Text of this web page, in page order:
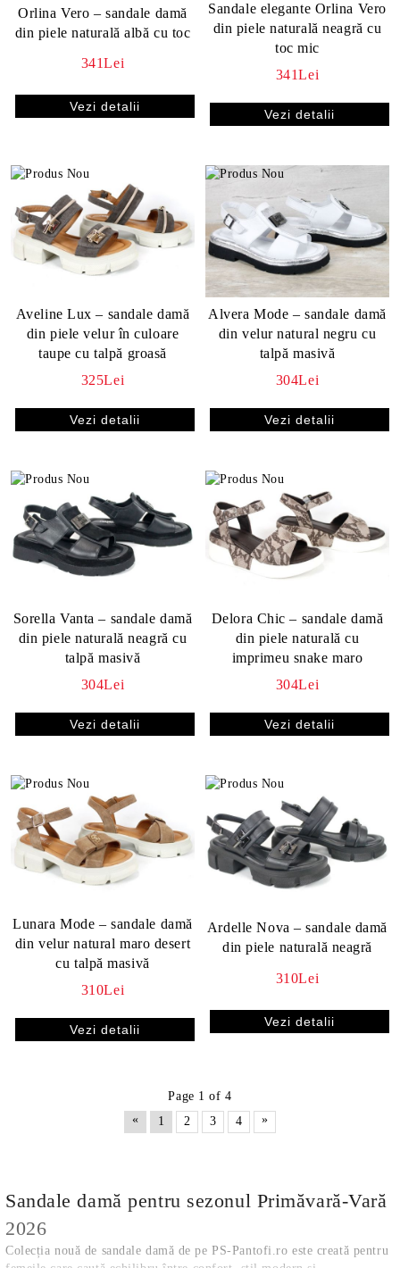
Orlina Vero – sandale damă
din piele naturală albă cu toc
341Lei
Vezi detalii
Sandale elegante Orlina Vero
din piele naturală neagră cu
toc mic
341Lei
Vezi detalii
Aveline Lux – sandale damă
din piele velur în culoare
taupe cu talpă groasă
325Lei
Vezi detalii
Alvera Mode – sandale damă
din velur natural negru cu
talpă masivă
304Lei
Vezi detalii
Sorella Vanta – sandale damă
din piele naturală neagră cu
talpă masivă
304Lei
Vezi detalii
Delora Chic – sandale damă
din piele naturală cu
imprimeu snake maro
304Lei
Vezi detalii
Lunara Mode – sandale damă
din velur natural maro desert
cu talpă masivă
310Lei
Vezi detalii
Ardelle Nova – sandale damă
din piele naturală neagră
310Lei
Vezi detalii
Page 1 of 4
«
1 2 3 4 »
Sandale damă pentru sezonul Primăvară-Vară
2026
Colecția nouă de sandale damă de pe PS-Pantofi.ro este creată pentru